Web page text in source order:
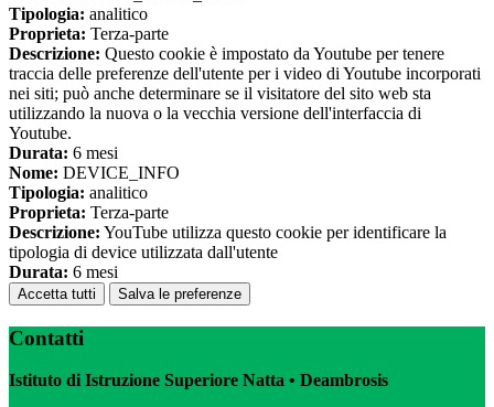
Tipologia: analitico
Proprieta: Terza-parte
Descrizione: Questo cookie è impostato da Youtube per tenere
traccia delle preferenze dell'utente per i video di Youtube incorporati
nei siti; può anche determinare se il visitatore del sito web sta
utilizzando la nuova o la vecchia versione dell'interfaccia di
Youtube.
Durata: 6 mesi
Nome: DEVICE_INFO
Tipologia: analitico
Proprieta: Terza-parte
Descrizione: YouTube utilizza questo cookie per identificare la
tipologia di device utilizzata dall'utente
Durata: 6 mesi
Accetta tutti Salva le preferenze
Contatti
Istituto di Istruzione Superiore Natta • Deambrosis